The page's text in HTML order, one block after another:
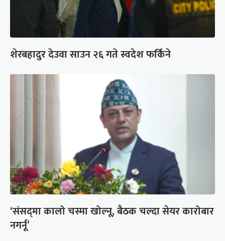
शेरबहादुर देउवा साउन २६ गते स्वदेश फर्किने
‘संसद्‍मा कालो चस्मा खोल्नू, बैठक चल्दा सेयर कारोबार
नगर्नू’